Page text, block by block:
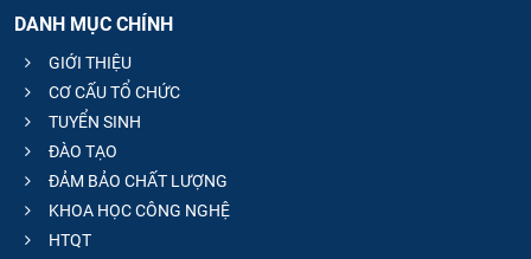
DANH MỤC CHÍNH
GIỚI THIỆU
CƠ CẤU TỔ CHỨC
TUYỂN SINH
ĐÀO TẠO
ĐẢM BẢO CHẤT LƯỢNG
KHOA HỌC CÔNG NGHỆ
HTQT